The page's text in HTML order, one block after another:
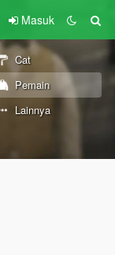
Masuk
Cat
Pemain
Lainnya